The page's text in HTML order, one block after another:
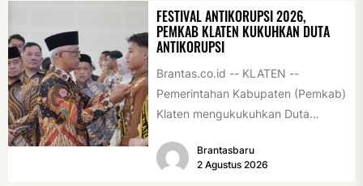
FESTIVAL ANTIKORUPSI 2026,
PEMKAB KLATEN KUKUHKAN DUTA
ANTIKORUPSI
Brantas.co.id -- KLATEN --
Pemerintahan Kabupaten (Pemkab)
Klaten mengukukuhkan Duta
pelajar dan pemuda. Pengukuhan
tersebut digelar...
Brantasbaru
2 Agustus 2026